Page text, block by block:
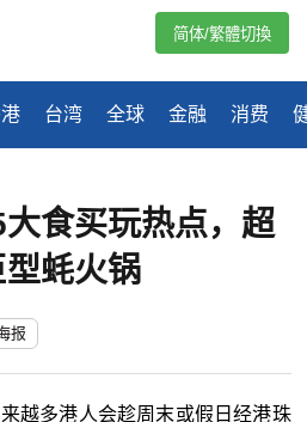
台湾 全球 金融 消费
简体/繁體切換
食买玩热点，超
蚝火锅
报
越多港人会趁周末或假日经港珠